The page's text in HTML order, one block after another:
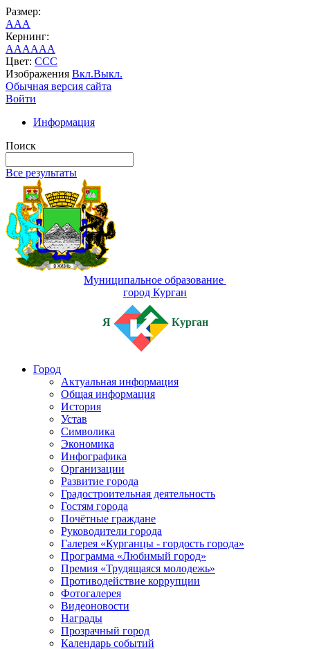
Размер:
AAA
Кернинг:
AAAAAA
Цвет: CCC
Изображения Вкл.Выкл.
Обычная версия сайта
Войти
Информация
Поиск
Все результаты
Муниципальное образование
город Курган
Я Курган
Город
Актуальная информация
Общая информация
История
Устав
Символика
Экономика
Инфографика
Организации
Развитие города
Градостроительная деятельность
Гостям города
Почётные граждане
Руководители города
Галерея «Курганцы - гордость города»
Программа «Любимый город»
Премия «Трудящаяся молодежь»
Противодействие коррупции
Фотогалерея
Видеоновости
Награды
Прозрачный город
Календарь событий